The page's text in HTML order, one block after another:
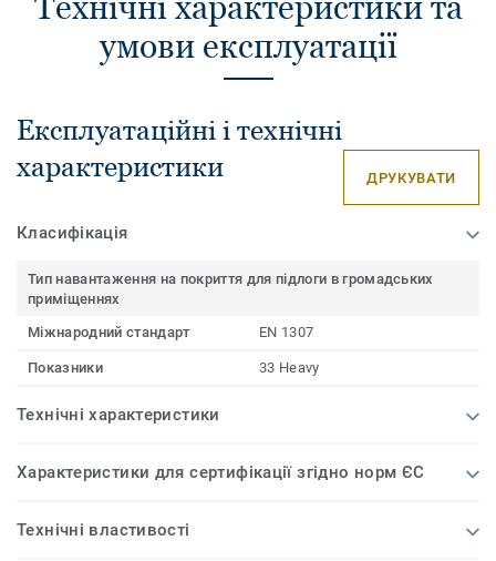
умови експлуатації
Експлуатаційні і технічні
характеристики
ДРУКУВАТИ
Класифікація
Тип навантаження на покриття для підлоги в громадських
приміщеннях
Міжнародний стандарт
EN 1307
Показники 33 Heavy
Технічні характеристики
Характеристики для сертифікації згідно норм ЄС
Технічні властивості